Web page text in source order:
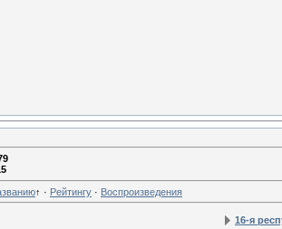
↑ · Рейтингу · Воспроизведения
16-я